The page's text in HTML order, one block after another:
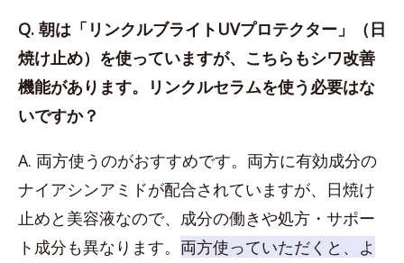
Q. 朝は「リンクルブライトUVプロテクター」（日
焼け止め）を使っていますが、こちらもシワ改善
機能があります。リンクルセラムを使う必要はな
いですか？
A. 両方使うのがおすすめです。両方に有効成分の
ナイアシンアミドが配合されていますが、日焼け
止めと美容液なので、成分の働きや処方・サポー
ト成分も異なります。 両方使っていただくと、よ